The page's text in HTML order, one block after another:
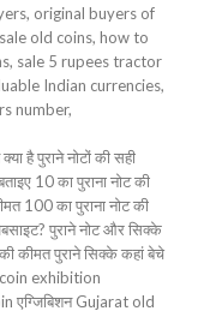
original buyers of
old coins, how to
sale 5 rupees tractor
Indian currencies,
number,
है पुराने नोटों की सही
10 का पुराना नोट की
100 का पुराना नोट की
पुराने नोट और सिक्के
कीमत पुराने सिक्के कहां बेचे
exhibition
Gujarat old